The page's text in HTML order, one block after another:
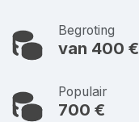
Begroting
van 400 €
Populair
700 €